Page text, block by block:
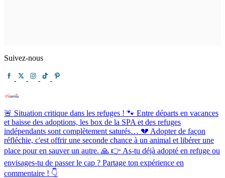
Suivez-nous
🚨 Situation critique dans les refuges ! 🐾 Entre départs en vacances
et baisse des adoptions, les box de la SPA et des refuges
indépendants sont complètement saturés… 💔 Adopter de façon
réfléchie, c'est offrir une seconde chance à un animal et libérer une
place pour en sauver un autre. 🙏 👉 As-tu déjà adopté en refuge ou
envisages-tu de passer le cap ? Partage ton expérience en
commentaire ! 👇